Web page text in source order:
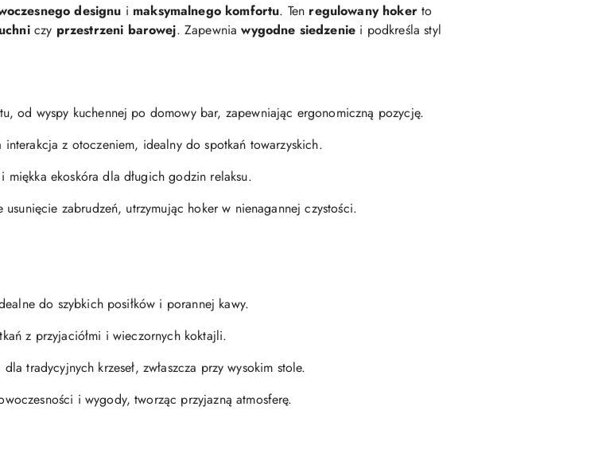
designu i maksymalnego komfortu. Ten regulowany hokerto
czy przestrzeni barowej. Zapewniawygodne siedzenie i podkreśla styl
od wyspy kuchennej po domowy bar, zapewniając ergonomiczną pozycję.
interakcja z otoczeniem, idealny do spotkań towarzyskich.
ekoskóra dla długich godzin relaksu.
usunięcie zabrudzeń, utrzymując hoker w nienagannej czystości.
do szybkich posiłków i porannej kawy.
z przyjaciółmi i wieczornych koktajli.
tradycyjnych krzeseł, zwłaszcza przy wysokim stole.
i wygody, tworząc przyjazną atmosferę.